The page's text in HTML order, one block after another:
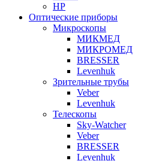
HP
Оптические приборы
Микроскопы
МИКМЕД
МИКРОМЕД
BRESSER
Levenhuk
Зрительные трубы
Veber
Levenhuk
Телескопы
Sky-Watcher
Veber
BRESSER
Levenhuk